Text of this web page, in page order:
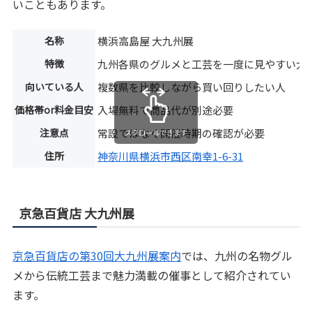
いこともあります。
名称 横浜高島屋 大九州展
特徴 九州各県のグルメと工芸を一度に見やすい大
向いている人 複数県を比較しながら買い回りしたい人
価格帯or料金目安 入場無料で商品代が別途必要
注意点 常設ではなく開催時期の確認が必要
住所 神奈川県横浜市西区南幸1-6-31
スクロールできます
京急百貨店 大九州展
京急百貨店の第30回大九州展案内では、九州の名物グル
メから伝統工芸まで魅力満載の催事として紹介されてい
ます。